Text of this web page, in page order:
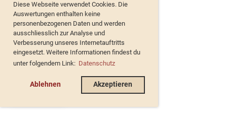
Diese Webseite verwendet Cookies. Die
Auswertungen enthalten keine
personenbezogenen Daten und werden
ausschliesslich zur Analyse und
Verbesserung unseres Internetauftritts
eingesetzt. Weitere Informationen findest du
unter folgendem Link: Datenschutz
Ablehnen Akzeptieren
de